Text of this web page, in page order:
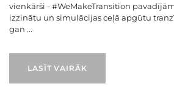
vienkārši - #WeMakeTransition
izzinātu un simulācijas ceļā apgūtu
gan ...
LASĪT VAIRĀK